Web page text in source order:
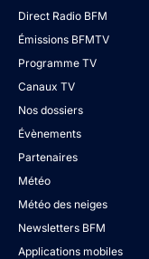
Direct Radio BFM
Émissions BFMTV
Programme TV
Canaux TV
Nos dossiers
Évènements
Partenaires
Météo
Météo des neiges
Newsletters BFM
Applications mobiles